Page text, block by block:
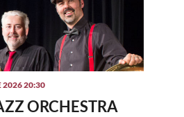
2026 20:30
ORCHESTRA